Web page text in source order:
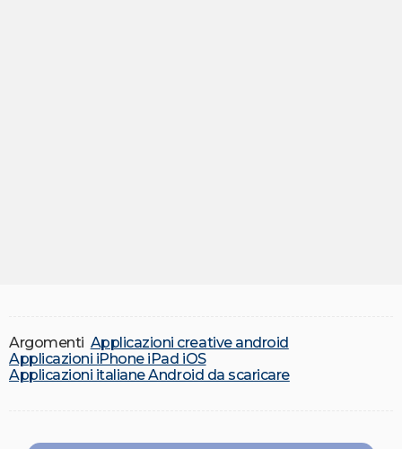
Argomenti Applicazioni creative android
Applicazioni iPhone iPad iOS
Applicazioni italiane Android da scaricare